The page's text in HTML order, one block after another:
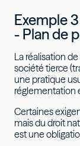
Exemple
- Plan de
La réalisation
société tierce
une pratique
réglementation
Certaines
mais du droit
est une